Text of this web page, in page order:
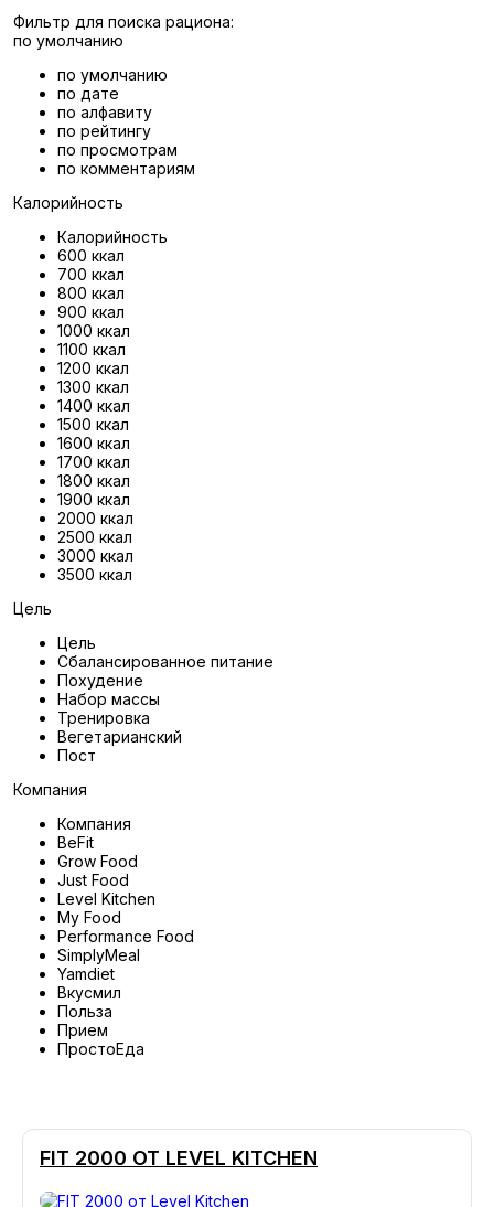
Фильтр для поиска рациона:
по умолчанию
по умолчанию
по дате
по алфавиту
по рейтингу
по просмотрам
по комментариям
Калорийность
Калорийность
600 ккал
700 ккал
800 ккал
900 ккал
1000 ккал
1100 ккал
1200 ккал
1300 ккал
1400 ккал
1500 ккал
1600 ккал
1700 ккал
1800 ккал
1900 ккал
2000 ккал
2500 ккал
3000 ккал
3500 ккал
Цель
Цель
Сбалансированное питание
Похудение
Набор массы
Тренировка
Вегетарианский
Пост
Компания
Компания
BeFit
Grow Food
Just Food
Level Kitchen
My Food
Performance Food
SimplyMeal
Yamdiet
Вкусмил
Польза
Прием
ПростоЕда
FIT 2000 ОТ LEVEL KITCHEN